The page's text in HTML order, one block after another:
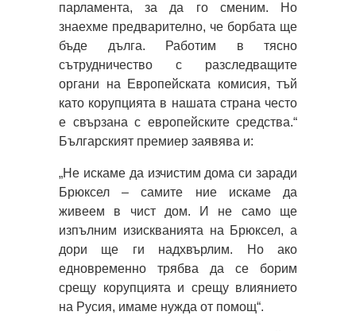
парламента, за да го сменим. Но
знаехме предварително, че борбата ще
бъде дълга. Работим в тясно
сътрудничество с разследващите
органи на Европейската комисия, тъй
като корупцията в нашата страна често
е свързана с европейските средства.“
Българският премиер заявява и:
„Не искаме да изчистим дома си заради
Брюксел – самите ние искаме да
живеем в чист дом. И не само ще
изпълним изискванията на Брюксел, а
дори ще ги надхвърлим. Но ако
едновременно трябва да се борим
срещу корупцията и срещу влиянието
на Русия, имаме нужда от помощ“.